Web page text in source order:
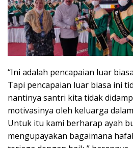
“Ini adalah pencapaian luar
Tapi pencapaian luar biasa ini
nantinya santri kita tidak
motivasinya oleh keluarga
Untuk itu kami berharap ayah
mengupayakan bagaimana